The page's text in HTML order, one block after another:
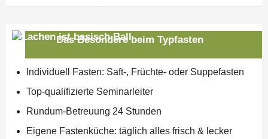
Das Besondere beim Typfasten
Individuell Fasten: Saft-, Früchte- oder Suppefasten
Top-qualifizierte Seminarleiter
Rundum-Betreuung 24 Stunden
Eigene Fastenküche: täglich alles frisch & lecker